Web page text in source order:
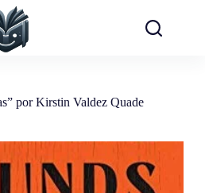
por Kirstin Valdez Quade